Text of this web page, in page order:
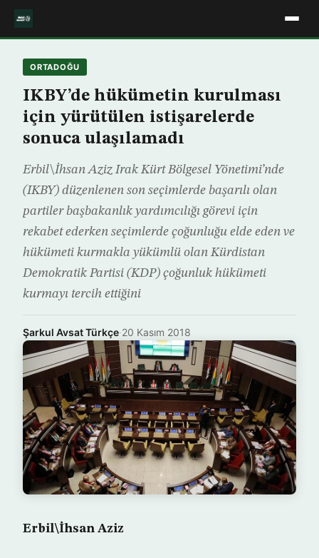
ORTADOĞU
IKBY’de hükümetin kurulması
için yürütülen istişarelerde
sonuca ulaşılamadı
Erbil\İhsan Aziz Irak Kürt Bölgesel Yönetimi’nde
(IKBY) düzenlenen son seçimlerde başarılı olan
partiler başbakanlık yardımcılığı görevi için
rekabet ederken seçimlerde çoğunluğu elde eden ve
hükümeti kurmakla yükümlü olan Kürdistan
Demokratik Partisi (KDP) çoğunluk hükümeti
kurmayı tercih ettiğini
Şarkul Avsat Türkçe·20 Kasım 2018
Erbil\İhsan Aziz